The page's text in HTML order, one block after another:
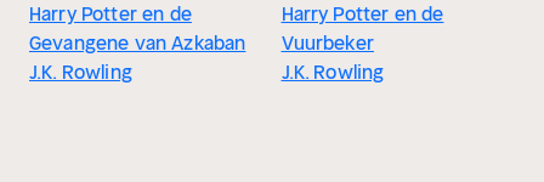
Harry Potter en de
Gevangene van Azkaban
J.K. Rowling
Harry Potter en de
Vuurbeker
J.K. Rowling